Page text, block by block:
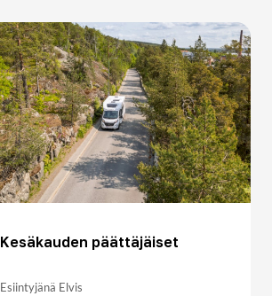
Kesäkauden päättäjäiset
Esiintyjänä Elvis